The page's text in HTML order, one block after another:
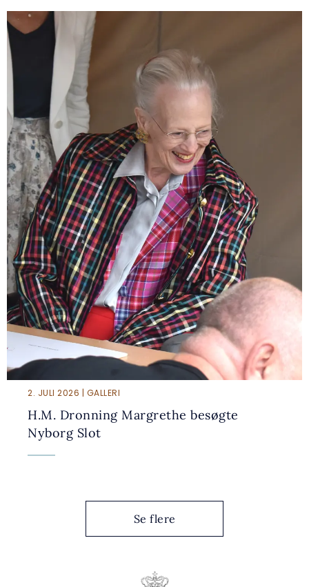
2. JULI 2026 | GALLERI
H.M. Dronning Margrethe besøgte
Nyborg Slot
Se flere